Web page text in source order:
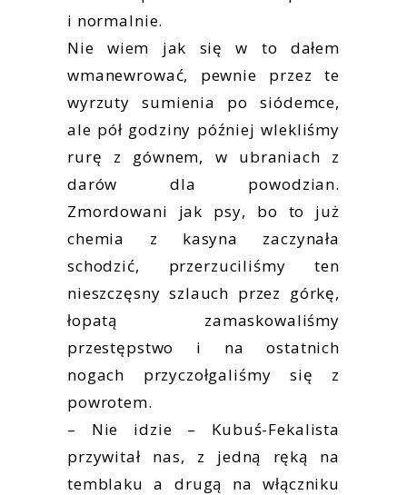
i normalnie.
Nie wiem jak się w to dałem
wmanewrować, pewnie przez te
wyrzuty sumienia po siódemce,
ale pół godziny później wlekliśmy
rurę z gównem, w ubraniach z
darów dla powodzian.
Zmordowani jak psy, bo to już
chemia z kasyna zaczynała
schodzić, przerzuciliśmy ten
nieszczęsny szlauch przez górkę,
łopatą zamaskowaliśmy
przestępstwo i na ostatnich
nogach przyczołgaliśmy się z
powrotem.
– Nie idzie – Kubuś-Fekalista
przywitał nas, z jedną ręką na
temblaku a drugą na włączniku